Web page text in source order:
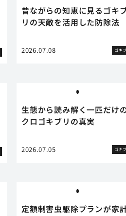
昔ながらの知恵に見るゴキ
リの天敵を活用した防除法
2026.07.08 ゴキ
生態から読み解く一匹だけ
クロゴキブリの真実
2026.07.05 ゴキ
定額制害虫駆除プランが家